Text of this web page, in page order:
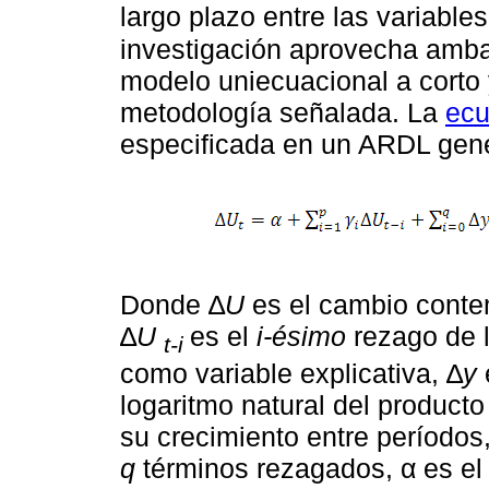
largo plazo entre las
investigación aprovecha
modelo uniecuacional a
metodología señalada. La
especificada en un ARDL
Donde ∆U es el cambio
∆U t-i es el i-ésimo rezago de
como variable explicativa, ∆y
logaritmo natural del
su crecimiento entre
q términos rezagados, α es